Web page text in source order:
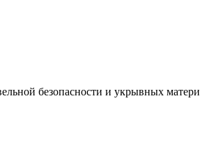
безопасности и укрывных